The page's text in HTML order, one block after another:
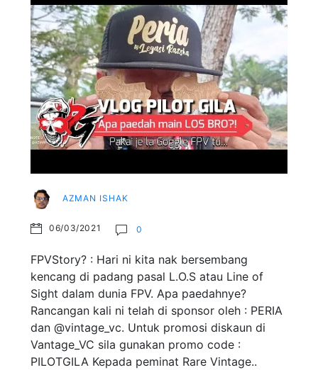
AZMAN ISHAK
06/03/2021 0
FPVStory? : Hari ni kita nak bersembang
kencang di padang pasal L.O.S atau Line of
Sight dalam dunia FPV. Apa paedahnye?
Rancangan kali ni telah di sponsor oleh : PERIA
dan @vintage_vc. Untuk promosi diskaun di
Vantage_VC sila gunakan promo code :
PILOTGILA Kepada peminat Rare Vintage..